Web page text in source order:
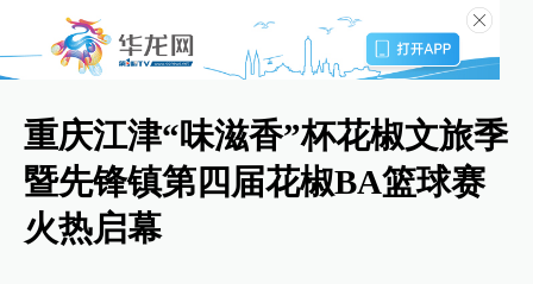
重庆江津“味滋香”杯花椒文旅季
暨先锋镇第四届花椒BA篮球赛
火热启幕